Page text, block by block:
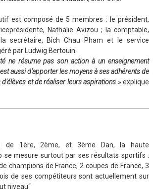
est composé de 5 membres : le président,
Nathalie Avizou ; la comptable,
secrétaire, Bich Chau Pham et le service
par Ludwig Bertouin.
ne résume pas son action à un enseignement
aussi d’apporter les moyens à ses adhérents de
et de réaliser leurs aspirations » explique
de 1ère, 2ème, et 3ème Dan, la haute
se mesure surtout par ses résultats sportifs :
champions de France, 2 coupes de France, 3
de ses compétiteurs sont actuellement sur
niveau“